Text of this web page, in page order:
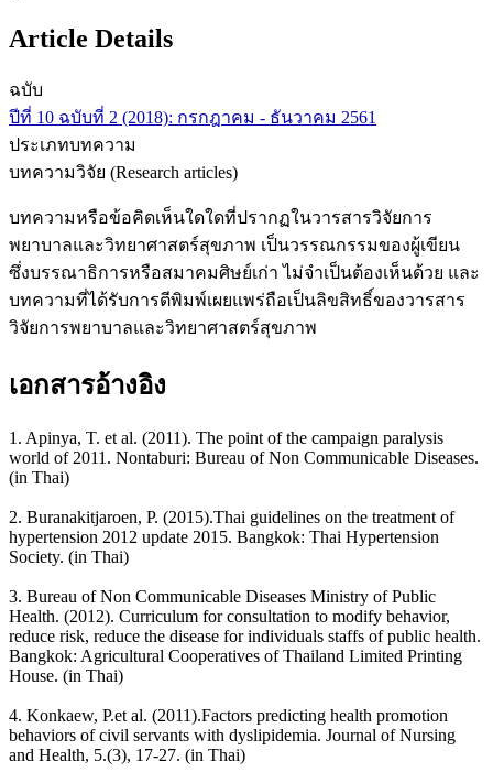
Article Details
ฉบับ
ปีที่ 10 ฉบับที่ 2 (2018): กรกฎาคม - ธันวาคม 2561
ประเภทบทความ
บทความวิจัย (Research articles)
บทความหรือข้อคิดเห็นใดใดที่ปรากฏในวารสารวิจัยการ
พยาบาลและวิทยาศาสตร์สุขภาพ เป็นวรรณกรรมของผู้เขียน
ซึ่งบรรณาธิการหรือสมาคมศิษย์เก่า ไม่จำเป็นต้องเห็นด้วย และ
บทความที่ได้รับการตีพิมพ์เผยแพร่ถือเป็นลิขสิทธิ์ของวารสาร
วิจัยการพยาบาลและวิทยาศาสตร์สุขภาพ
เอกสารอ้างอิง
1. Apinya, T. et al. (2011). The point of the campaign paralysis
world of 2011. Nontaburi: Bureau of Non Communicable Diseases.
(in Thai)
2. Buranakitjaroen, P. (2015).Thai guidelines on the treatment of
hypertension 2012 update 2015. Bangkok: Thai Hypertension
Society. (in Thai)
3. Bureau of Non Communicable Diseases Ministry of Public
Health. (2012). Curriculum for consultation to modify behavior,
reduce risk, reduce the disease for individuals staffs of public health.
Bangkok: Agricultural Cooperatives of Thailand Limited Printing
House. (in Thai)
4. Konkaew, P.et al. (2011).Factors predicting health promotion
behaviors of civil servants with dyslipidemia. Journal of Nursing
and Health, 5.(3), 17-27. (in Thai)